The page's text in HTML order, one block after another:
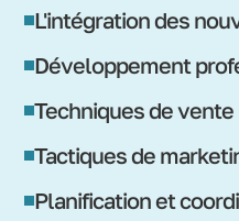
L'intégration des
Développement
Techniques de vente
Tactiques de
Planification et